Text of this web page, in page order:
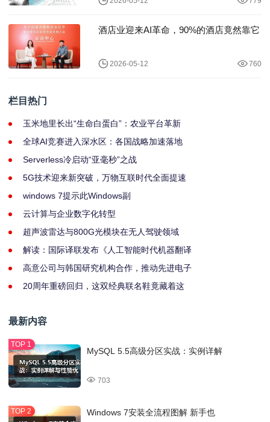
酒店业迎来AI革命，90%的酒店竟然靠它
2026-05-12 760
栏目热门
玉米地里长出“生命白蛋白”：农业平台革新
全球AI竞赛进入深水区：各国战略加速落地
Serverless冷启动“亚毫秒”之战
5G技术迎来新突破，万物互联时代全面提速
windows 7提示此Windows副
云计算与企业数字化转型
超声波雷达与800G光模块在无人驾驶领域
解读：国际译联发布《人工智能时代机器翻译
高意公司与韩国研究机构合作，推动先进电子
20周年重磅回归，这双经典联名鞋竟藏着这
最新内容
MySQL 5.5高级分区实战：实例详解
703
Windows 7安装全流程图解 新手也